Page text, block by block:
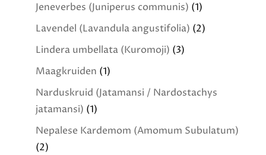
Jeneverbes (Juniperus communis) (1)
Lavendel (Lavandula angustifolia) (2)
Lindera umbellata (Kuromoji) (3)
Maagkruiden (1)
Narduskruid (Jatamansi / Nardostachys
jatamansi) (1)
Nepalese Kardemom (Amomum Subulatum)
(2)